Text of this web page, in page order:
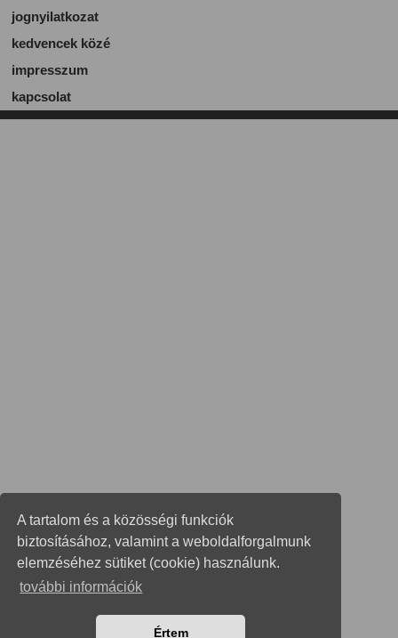
A tartalom és a közösségi funkciók
biztosításához, valamint a weboldalforgalmunk
elemzéséhez sütiket (cookie) használunk.
további információk
Értem
jognyilatkozat
kedvencek közé
impresszum
kapcsolat